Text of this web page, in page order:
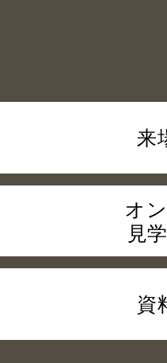
来
オ
見
資